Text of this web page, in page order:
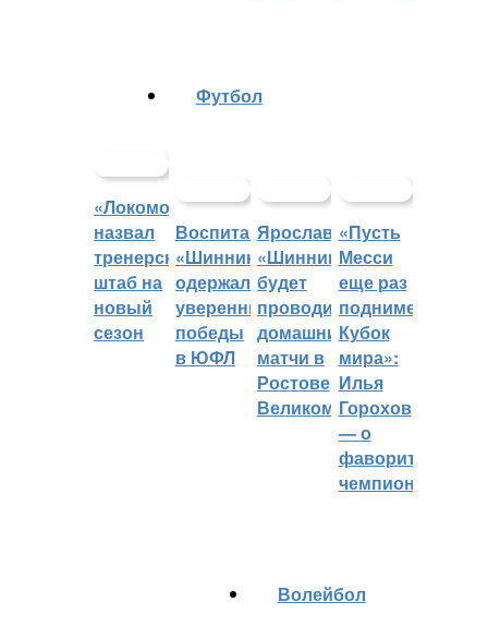
«Локомотив»
назвал
тренерский
штаб на
новый
сезон
Футбол
Воспитанники
«Шинника»
одержали
уверенные
победы
в ЮФЛ
Ярославский
«Шинник»
будет
проводить
домашние
матчи в
Ростове
Великом
«Пусть
Месси
еще раз
поднимет
Кубок
мира»:
Илья
Горохов
— о
фаворитах
чемпионата
Волейбол